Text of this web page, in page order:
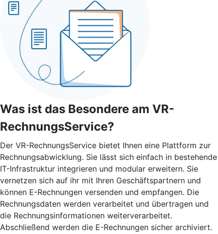
Was ist das Besondere am VR-
RechnungsService?
Der VR-RechnungsService bietet Ihnen eine Plattform zur
Rechnungsabwicklung. Sie lässt sich einfach in bestehende
IT-Infrastruktur integrieren und modular erweitern. Sie
vernetzen sich auf ihr mit Ihren Geschäftspartnern und
können E-Rechnungen versenden und empfangen. Die
Rechnungsdaten werden verarbeitet und übertragen und
die Rechnungsinformationen weiterverarbeitet.
Abschließend werden die E-Rechnungen sicher archiviert.